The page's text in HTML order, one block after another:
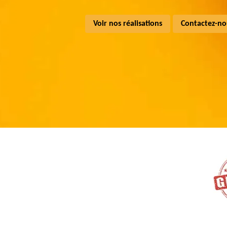
Voir nos réalisations Contactez-